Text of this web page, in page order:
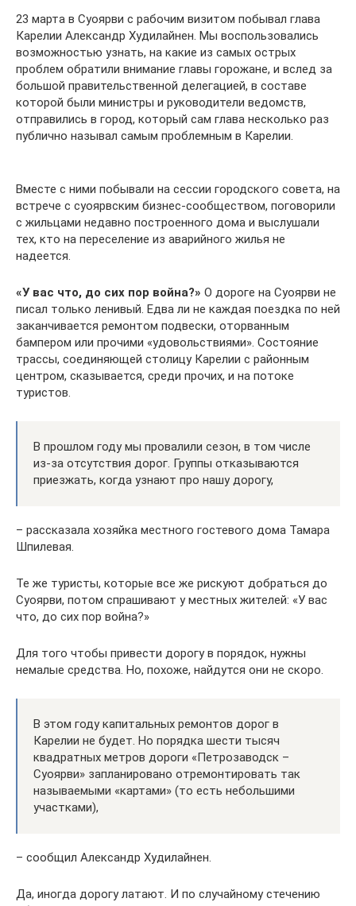
23 марта в Суоярви с рабочим визитом побывал глава
Карелии Александр Худилайнен. Мы воспользовались
возможностью узнать, на какие из самых острых
проблем обратили внимание главы горожане, и вслед за
большой правительственной делегацией, в составе
которой были министры и руководители ведомств,
отправились в город, который сам глава несколько раз
публично называл самым проблемным в Карелии.
Вместе с ними побывали на сессии городского совета, на
встрече с суоярвским бизнес-сообществом, поговорили
с жильцами недавно построенного дома и выслушали
тех, кто на переселение из аварийного жилья не
надеется.
«У вас что, до сих пор война?» О дороге на Суоярви не
писал только ленивый. Едва ли не каждая поездка по ней
заканчивается ремонтом подвески, оторванным
бампером или прочими «удовольствиями». Состояние
трассы, соединяющей столицу Карелии с районным
центром, сказывается, среди прочих, и на потоке
туристов.
В прошлом году мы провалили сезон, в том числе
из-за отсутствия дорог. Группы отказываются
приезжать, когда узнают про нашу дорогу,
– рассказала хозяйка местного гостевого дома Тамара
Шпилевая.
Те же туристы, которые все же рискуют добраться до
Суоярви, потом спрашивают у местных жителей: «У вас
что, до сих пор война?»
Для того чтобы привести дорогу в порядок, нужны
немалые средства. Но, похоже, найдутся они не скоро.
В этом году капитальных ремонтов дорог в
Карелии не будет. Но порядка шести тысяч
квадратных метров дороги «Петрозаводск –
Суоярви» запланировано отремонтировать так
называемыми «картами» (то есть небольшими
участками),
– сообщил Александр Худилайнен.
Да, иногда дорогу латают. И по случайному стечению